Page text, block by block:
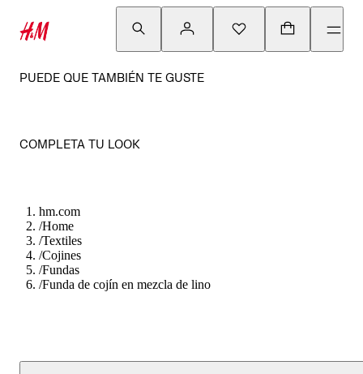
PUEDE QUE TAMBIÉN TE GUSTE
COMPLETA TU LOOK
hm.com
/Home
/Textiles
/Cojines
/Fundas
/Funda de cojín en mezcla de lino